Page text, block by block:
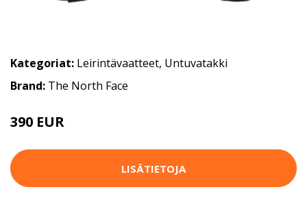
Kategoriat: Leirintävaatteet, Untuvatakki
Brand: The North Face
390 EUR
LISÄTIETOJA